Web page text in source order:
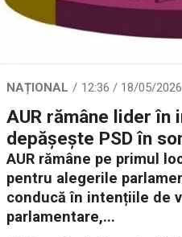
NAȚIONAL 12:36 / 18/05/2026
AUR rămâne lider în
depășește PSD în
AUR rămâne pe primul
pentru alegerile
conducă în intențiile de
parlamentare,...